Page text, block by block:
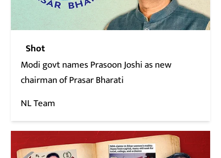
Shot
Modi govt names Prasoon Joshi as new
chairman of Prasar Bharati
NL Team